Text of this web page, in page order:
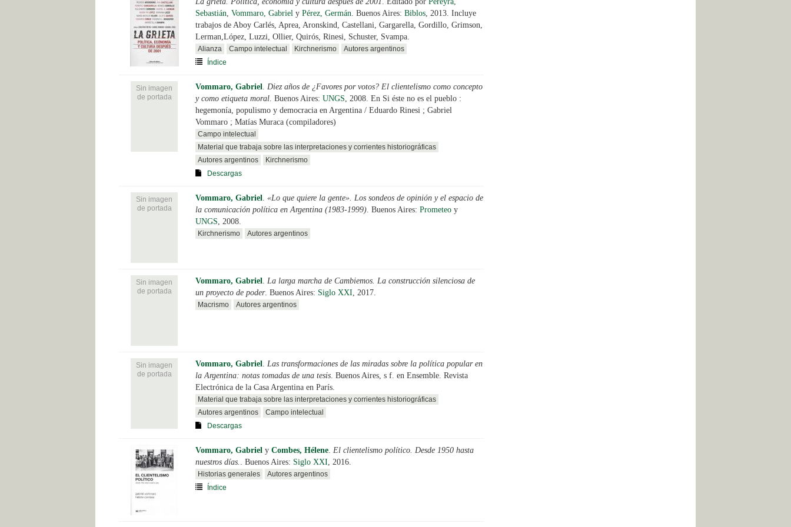
Sebastián, Vommaro, Gabriel y Pérez, Germán. Buenos Aires: Biblos, 2013. Incluye
trabajos de Aboy Carlés, Aprea, Aronskind, Castellani, Gargarella, Gordillo, Grimson,
Lerman,López, Luzzi, Ollier, Quirós, Rinesi, Schuster, Svampa.
Alianza Campo intelectual Kirchnerismo
Autores argentinos
Índice
Sin imagen
de portada
Vommaro, Gabriel. Diez años de ¿Favores por votos? El clientelismo como concepto
y como etiqueta moral. Buenos Aires: UNGS, 2008. En Si éste no es el pueblo :
hegemonía, populismo y democracia en Argentina / Eduardo Rinesi ; Gabriel
Vommaro ; Matías Muraca (compiladores)
Campo intelectual
Material que trabaja sobre las interpretaciones y corrientes historiográficas
Autores argentinos
Kirchnerismo
Descargas
Sin imagen
de portada
Vommaro, Gabriel. «Lo que quiere la gente». Los sondeos de opinión y el espacio de
la comunicación política en Argentina (1983-1999). Buenos Aires: Prometeo y
UNGS, 2008.
Kirchnerismo Autores argentinos
Sin imagen
de portada
Vommaro, Gabriel. La larga marcha de Cambiemos. La construcción silenciosa de
un proyecto de poder. Buenos Aires: Siglo XXI, 2017.
Macrismo Autores argentinos
Sin imagen
de portada
Vommaro, Gabriel. Las transformaciones de las miradas sobre la política popular en
la Argentina: notas tomadas de una tesis. Buenos Aires, s f. en Ensemble. Revista
Electrónica de la Casa Argentina en París.
Material que trabaja sobre las interpretaciones y corrientes historiográficas
Autores argentinos
Campo intelectual
Descargas
Vommaro, Gabriel y Combes, Hélene. El clientelismo político. Desde 1950 hasta
nuestros días. . Buenos Aires: Siglo XXI, 2016.
Historias generales
Autores argentinos
Índice